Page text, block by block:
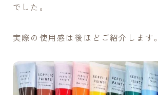
でした。
実際の使用感は後ほどご紹介します。